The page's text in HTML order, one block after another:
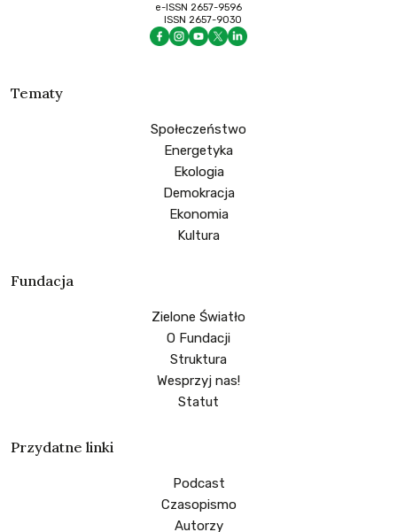
e-ISSN 2657-9596
ISSN 2657-9030
Tematy
Społeczeństwo
Energetyka
Ekologia
Demokracja
Ekonomia
Kultura
Fundacja
Zielone Światło
O Fundacji
Struktura
Wesprzyj nas!
Statut
Przydatne linki
Podcast
Czasopismo
Autorzy